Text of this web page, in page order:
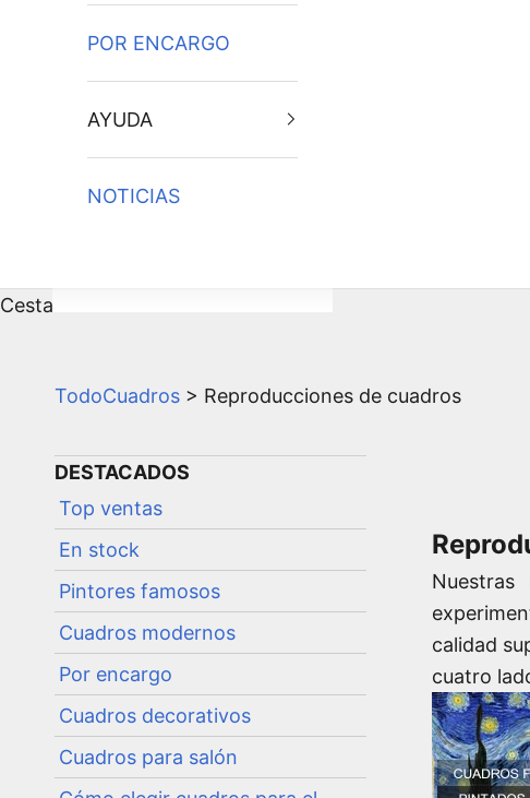
POR ENCARGO
AYUDA
NOTICIAS
Cesta
TodoCuadros > Reproducciones de cuadros
DESTACADOS
Top ventas
En stock
Pintores famosos
Cuadros modernos
Por encargo
Cuadros decorativos
Cuadros para salón
Nuestras
calidad
cuatro